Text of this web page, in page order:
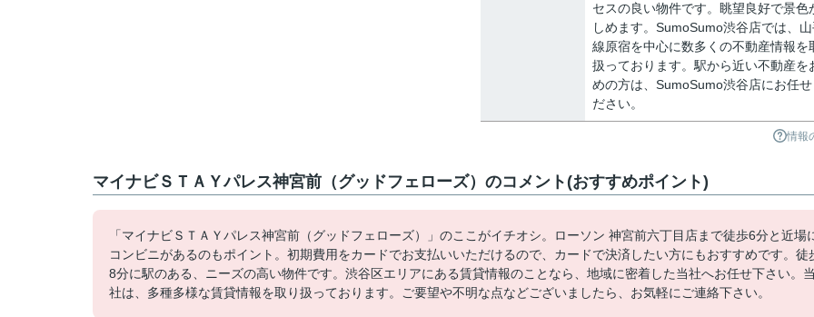
セスの良い物件です。眺望良好で景色
しめます。SumoSumo渋谷店では、
線原宿を中心に数多くの不動産情報を
扱っております。駅から近い不動産を
めの方は、SumoSumo渋谷店にお任
ださい。
情報
マイナビＳＴＡＹパレス神宮前（グッドフェローズ）のコメント(おすすめポイント)
「マイナビＳＴＡＹパレス神宮前（グッドフェローズ）」のここがイチオシ。ローソン 神宮前六丁目店まで徒歩6分と近場
コンビニがあるのもポイント。初期費用をカードでお支払いいただけるので、カードで決済したい方にもおすすめです。徒
8分に駅のある、ニーズの高い物件です。渋谷区エリアにある賃貸情報のことなら、地域に密着した当社へお任せ下さい。
社は、多種多様な賃貸情報を取り扱っております。ご要望や不明な点などございましたら、お気軽にご連絡下さい。